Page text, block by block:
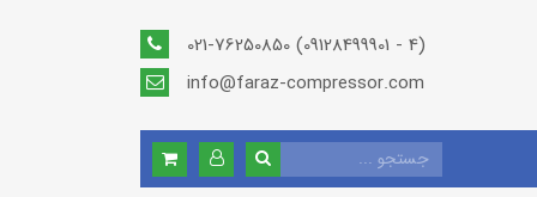
021-76250850 (09128499901 - 4)
info@faraz-compressor.com